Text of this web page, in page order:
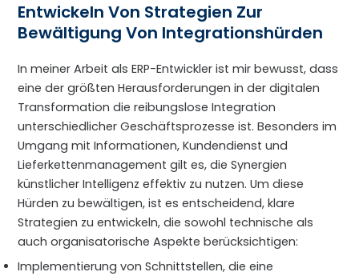
Entwickeln Von Strategien Zur
Bewältigung Von Integrationshürden
In meiner Arbeit als ERP-Entwickler ist mir bewusst, dass
eine der größten Herausforderungen in der digitalen
Transformation die reibungslose Integration
unterschiedlicher Geschäftsprozesse ist. Besonders im
Umgang mit Informationen, Kundendienst und
Lieferkettenmanagement gilt es, die Synergien
künstlicher Intelligenz effektiv zu nutzen. Um diese
Hürden zu bewältigen, ist es entscheidend, klare
Strategien zu entwickeln, die sowohl technische als
auch organisatorische Aspekte berücksichtigen:
Implementierung von Schnittstellen, die eine